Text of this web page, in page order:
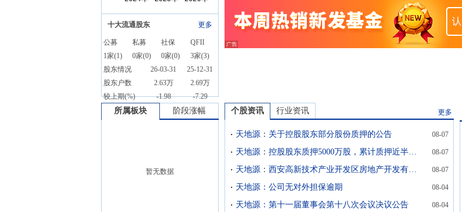
十大流通股东 更多
公募 私募 社保
QFII
1家(1) 0家(0) 0家(0) 3家(3)
股东情况
26-03-31
25-12-31
股东户数
2.63万
2.69万
较上期(%)
-1.98 -7.29
所属板块 阶段涨幅
暂无数据
个股资讯 行业资讯 更多
天地源：关于控股股东部分股份质押的公告 08-07
天地源：控股股东质押5000万股，累计质押近半数持股 08-07
天地源：西安高新技术产业开发区房地产开发有限公司质押5000.00万股用于自身生产经营 08-07
天地源：公司无对外担保逾期 08-04
天地源：第十一届董事会第十八次会议决议公告 08-04